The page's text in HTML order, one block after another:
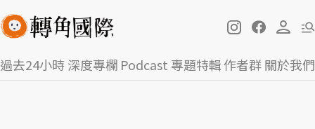
過去24小時深度專欄 Podcast 專題特輯作者群關於我們